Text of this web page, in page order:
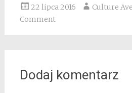
22 lipca 2016 Culture
Comment
Dodaj komentarz